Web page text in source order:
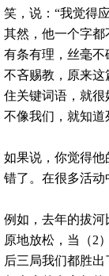
笑，说：“我觉得
其然，他一个字都
有条有理，丝毫不
不吝赐教，原来
住关键词语，就很
不像我们，就知道
如果说，你觉得
错了。在很多活动
例如，去年的拔
原地放松，当（2
后三局我们都胜